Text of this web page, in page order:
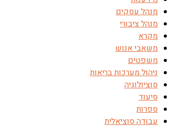
מנהל עסקים
מנהל ציבורי
מקרא
משאבי אנוש
משפטים
ניהול מערכות בריאות
סוציולוגיה
סיעוד
ספרות
עבודה סוציאלית